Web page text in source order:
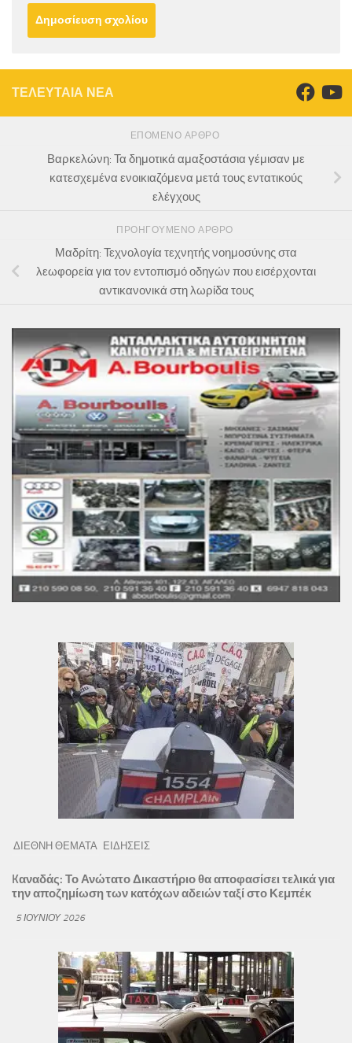
ΤΕΛΕΥΤΑΙΑ ΝΕΑ
ΕΠΌΜΕΝΟ ΆΡΘΡΟ
Βαρκελώνη: Τα δημοτικά αμαξοστάσια γέμισαν με
κατεσχεμένα ενοικιαζόμενα μετά τους εντατικούς
ελέγχους
ΠΡΟΗΓΟΎΜΕΝΟ ΆΡΘΡΟ
Μαδρίτη: Τεχνολογία τεχνητής νοημοσύνης στα
λεωφορεία για τον εντοπισμό οδηγών που εισέρχονται
αντικανονικά στη λωρίδα τους
ΔΙΕΘΝΗ ΘΕΜΑΤΑ ΕΙΔΗΣΕΙΣ
Kαναδάς: Το Ανώτατο Δικαστήριο θα αποφασίσει τελικά για
την αποζημίωση των κατόχων αδειών ταξί στο Κεμπέκ
5 ΙΟΥΝΊΟΥ 2026